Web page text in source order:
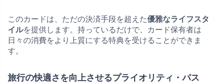
このカードは、ただの決済手段を超えた優雅なライフスタ
イルを提供します。持っているだけで、カード保有者は
日々の消費をより上質にする特典を受けることができま
す。
旅行の快適さを向上させるプライオリティ・パス